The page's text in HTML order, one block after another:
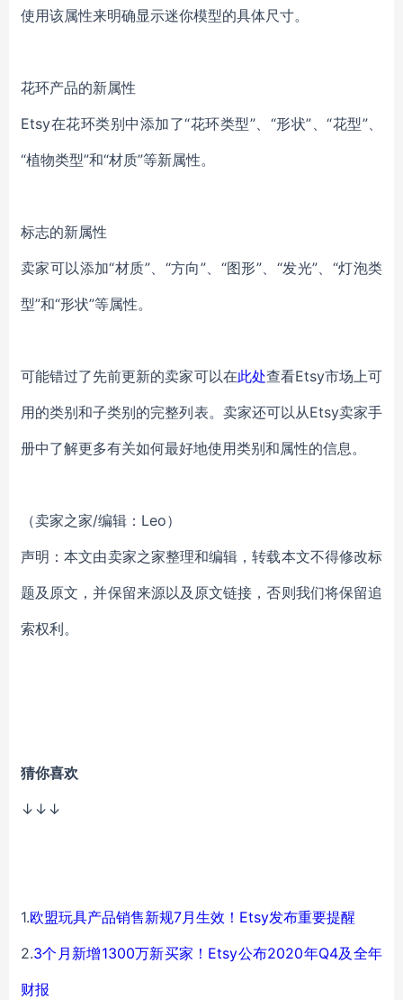
使用该属性来明确显示迷你模型的具体尺寸。
花环产品的新属性
Etsy在花环类别中添加了“花环类型”、“形状”、“花型”、
“植物类型”和“材质”等新属性。
标志的新属性
卖家可以添加“材质”、“方向”、“图形”、“发光”、“灯泡类
型”和“形状”等属性。
可能错过了先前更新的卖家可以在此处查看Etsy市场上可
用的类别和子类别的完整列表。卖家还可以从Etsy卖家手
册中了解更多有关如何最好地使用类别和属性的信息。
（卖家之家/编辑：Leo）
声明：本文由卖家之家整理和编辑，转载本文不得修改标
题及原文，并保留来源以及原文链接，否则我们将保留追
索权利。
猜你喜欢
↓↓↓
1.欧盟玩具产品销售新规7月生效！Etsy发布重要提醒
2.3个月新增1300万新买家！Etsy公布2020年Q4及全年
财报